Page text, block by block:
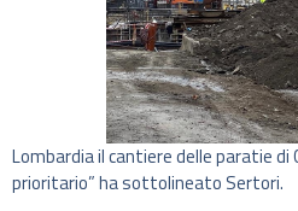
Lombardia il cantiere delle paratie
prioritario” ha sottolineato Sertori.